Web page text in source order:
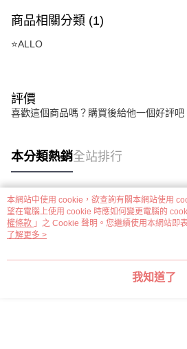
商品相關分類 (1)
⭐ALLO
評價
喜歡這個商品嗎？購買後給他一個好評吧
本分類熱銷全站排行
熱門標籤
本網站中使用 cookie，欲查詢有關本網站使用
望在電腦上使用 cookie 時應如何變更電腦的
權條款 」之 Cookie 聲明。您繼續使用本網站即
用條款之 Cookie 聲明使用 cookie。
了解更多 >
我知道了